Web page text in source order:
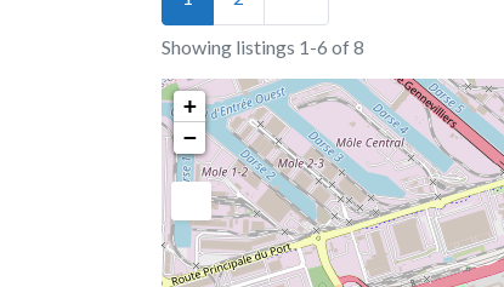
Showing listings 1-6 of 8
+
−